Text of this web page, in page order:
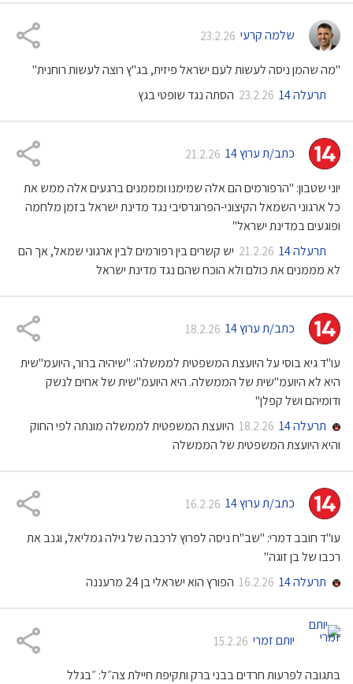
שלמה קרעי 23.2.26
"מה שהמן ניסה לעשות לעם ישראל פיזית, בג"ץ רוצה לעשות רוחנית"
תרעלה 14
23.2.26 הסתה נגד שופטי בגץ
כתב/ת ערוץ 14 21.2.26
יוני שטבון: "הרפורמים הם אלה שמימנו ומממנים ברגעים אלה ממש את
כל ארגוני השמאל הקיצוני-הפרוגרסיבי נגד מדינת ישראל בזמן מלחמה
ופוגעים במדינת ישראל"
תרעלה 14
21.2.26 יש קשרים בין רפורמים לבין ארגוני שמאל, אך הם
לא מממנים את כולם ולא הוכח שהם נגד מדינת ישראל
כתב/ת ערוץ 14 18.2.26
עו"ד גיא בוסי על היועצת המשפטית לממשלה: "שיהיה ברור, היועמ"שית
היא לא היועמ"שית של הממשלה. היא היועמ"שית של אחים לנשק
ודומיהם ושל קפלן"
תרעלה 14
18.2.26 היועצת המשפטית לממשלה מונתה לפי החוק
והיא היועצת המשפטית של הממשלה
כתב/ת ערוץ 14 16.2.26
עו"ד חובב דמרי: "שב"ח ניסה לפרוץ לרכבה של גילה גמליאל, וגנב את
רכבו של בן זוגה"
תרעלה 14
16.2.26 הפורץ הוא ישראלי בן 24 מרעננה
יותם זמרי 15.2.26
בתגובה לפרעות חרדים בבני ברק ותקיפת חיילת צה״ל: ״בגלל